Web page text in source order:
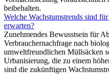
beibehalten.
Welche Wachstumstrends sind
erwarten?
Zunehmendes Bewusstsein für
Verbrauchernachfrage nach
umweltfreundlichen Müllsäcken
Urbanisierung, die zu einem
sind die zukünftigen